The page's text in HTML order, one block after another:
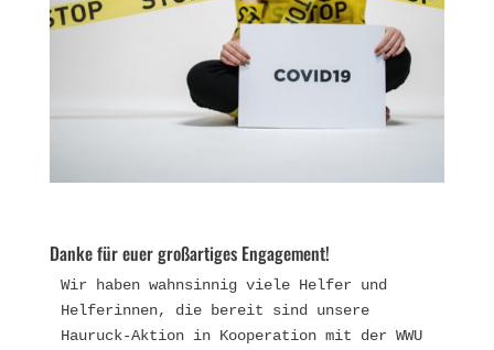
Danke für euer großartiges Engagement!
Wir haben wahnsinnig viele Helfer und
Helferinnen, die bereit sind unsere
Hauruck-Aktion in Kooperation mit der WWU